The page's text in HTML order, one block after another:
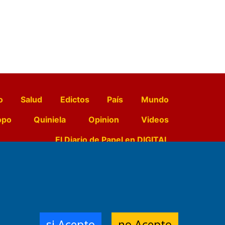
Salud Edictos País
Mundo
Quiniela Opinion
Videos
El Diario de Papel en DIGITAL